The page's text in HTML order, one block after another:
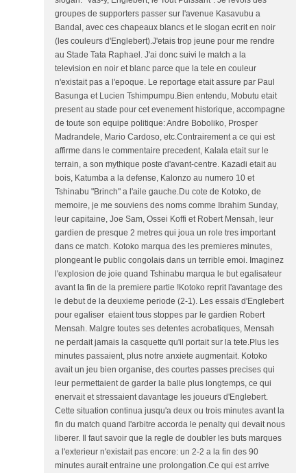
groupes de supporters passer sur l'avenue Kasavubu a
Bandal, avec ces chapeaux blancs et le slogan ecrit en noir
(les couleurs d'Englebert).J'etais trop jeune pour me rendre
au Stade Tata Raphael. J'ai donc suivi le match a la
television en noir et blanc parce que la tele en couleur
n'existait pas a l'epoque. Le reportage etait assure par Paul
Basunga et Lucien Tshimpumpu.Bien entendu, Mobutu etait
present au stade pour cet evenement historique, accompagne
de toute son equipe politique: Andre Boboliko, Prosper
Madrandele, Mario Cardoso, etc.Contrairement a ce qui est
affirme dans le commentaire precedent, Kalala etait sur le
terrain, a son mythique poste d'avant-centre. Kazadi etait au
bois, Katumba a la defense, Kalonzo au numero 10 et
Tshinabu "Brinch" a l'aile gauche.Du cote de Kotoko, de
memoire, je me souviens des noms comme Ibrahim Sunday,
leur capitaine, Joe Sam, Ossei Koffi et Robert Mensah, leur
gardien de presque 2 metres qui joua un role tres important
dans ce match. Kotoko marqua des les premieres minutes,
plongeant le public congolais dans un terrible emoi. Imaginez
l'explosion de joie quand Tshinabu marqua le but egalisateur
avant la fin de la premiere partie !Kotoko reprit l'avantage des
le debut de la deuxieme periode (2-1). Les essais d'Englebert
pour egaliser etaient tous stoppes par le gardien Robert
Mensah. Malgre toutes ses detentes acrobatiques, Mensah
ne perdait jamais la casquette qu'il portait sur la tete.Plus les
minutes passaient, plus notre anxiete augmentait. Kotoko
avait un jeu bien organise, des courtes passes precises qui
leur permettaient de garder la balle plus longtemps, ce qui
enervait et stressaient davantage les joueurs d'Englebert.
Cette situation continua jusqu'a deux ou trois minutes avant la
fin du match quand l'arbitre accorda le penalty qui devait nous
liberer. Il faut savoir que la regle de doubler les buts marques
a l'exterieur n'existait pas encore: un 2-2 a la fin des 90
minutes aurait entraine une prolongation.Ce qui est arrive